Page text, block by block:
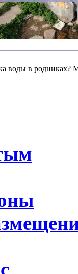
воды в родниках?